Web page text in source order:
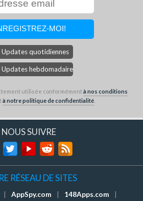
Updates quotidiennes
Updates hebdomadaires
utilisée conformémentà nos conditions
à notre politique de confidentialité.
NOUS SUIVRE
RÉSEAU DE SITES
AppSpy.com 148Apps.com